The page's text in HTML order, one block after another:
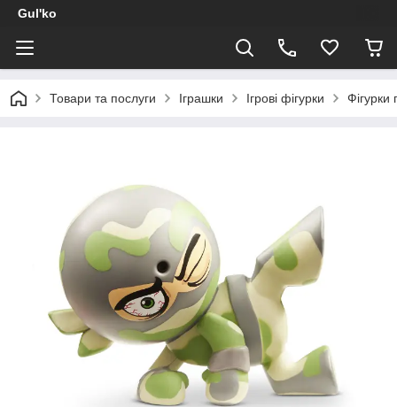
Gul'ko
Товари та послуги Іграшки Ігрові фігурки Фігурки